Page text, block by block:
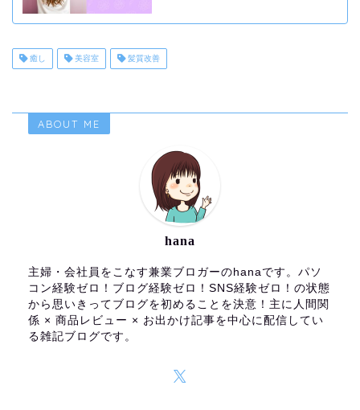
癒し 美容室 髪質改善
ABOUT ME
hana
主婦・会社員をこなす兼業ブロガーのhanaです。パソ
コン経験ゼロ！ブログ経験ゼロ！SNS経験ゼロ！の状態
から思いきってブログを初めることを決意！主に人間関
係 × 商品レビュー × お出かけ記事を中心に配信してい
る雑記ブログです。